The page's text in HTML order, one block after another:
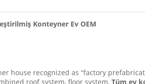
Konteyner Ev OEM
house recognized as “factory
roof system, floor system, Tüm ev